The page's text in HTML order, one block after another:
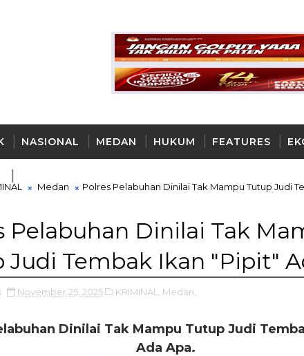
NASIONAL MEDAN HUKUM FEATURES
Medan
Polres Pelabuhan Dinilai Tak Mampu Tutup Judi
Pelabuhan Dinilai Tak
Judi Tembak Ikan "Pipit"
November 25, 2025 KRIMINAL, Medan,
Dinilai Tak Mampu Tutup Judi
Ada Apa.